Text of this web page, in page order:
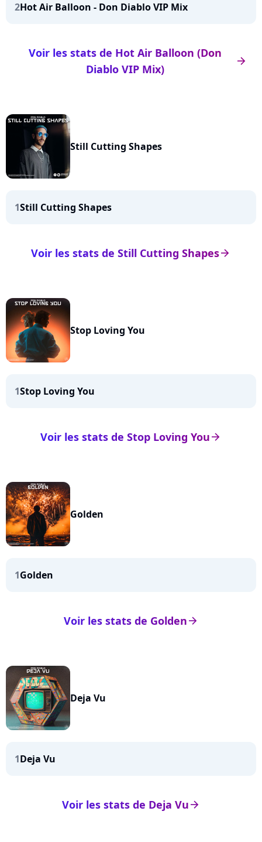
2Hot Air Balloon - Don Diablo VIP Mix
arrow_right
Voir les stats de Hot Air Balloon (Don
Diablo VIP Mix)
Still Cutting Shapes
1Still Cutting Shapes
arrow_right
Voir les stats de Still Cutting Shapes
Stop Loving You
1Stop Loving You
arrow_right
Voir les stats de Stop Loving You
Golden
1Golden
arrow_right
Voir les stats de Golden
Deja Vu
1Deja Vu
arrow_right
Voir les stats de Deja Vu